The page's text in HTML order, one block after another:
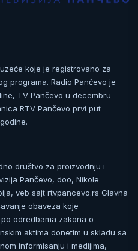
koje je registrovano za
programa. Radio Pančevo je
TV Pančevo u decembru
RTV Pančevo prvi put
društvo za proizvodnju i
Pančevo, doo, Nikole
veb sajt rtvpancevo.rs Glavna
obaveza koje
odredbama zakona o
aktima donetim u skladu sa
informisanju i medijima,